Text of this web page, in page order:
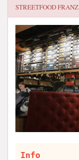
STREETFOOD FRANZ
Info